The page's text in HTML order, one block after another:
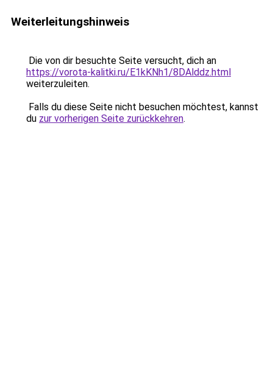
Weiterleitungshinweis
Die von dir besuchte Seite versucht, dich an
https://vorota-kalitki.ru/E1kKNh1/8DAlddz.html
weiterzuleiten.
Falls du diese Seite nicht besuchen möchtest, kannst
du zur vorherigen Seite zurückkehren.